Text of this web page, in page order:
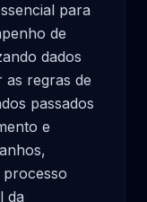
para
de
dados
as regras de
passados
e
da